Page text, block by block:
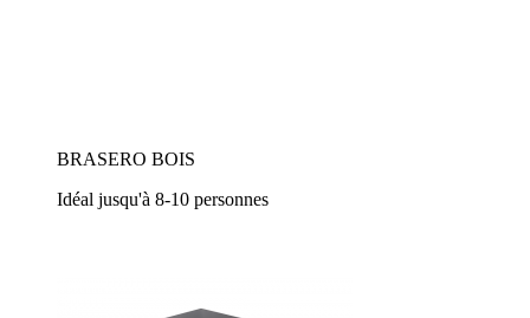
BRASERO BOIS
Idéal jusqu'à 8-10 personnes